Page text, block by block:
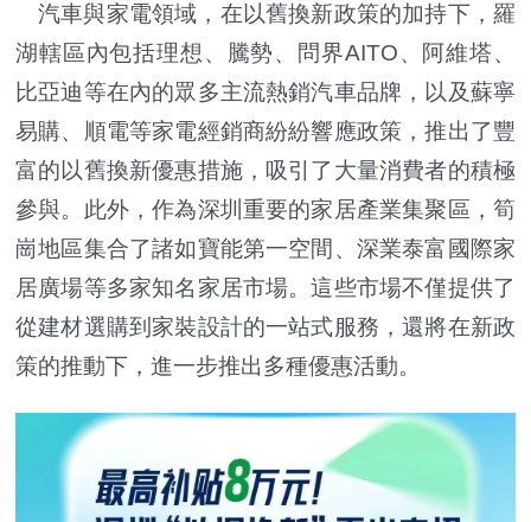
汽車與家電領域，在以舊換新政策的加持下，羅
湖轄區內包括理想、騰勢、問界AITO、阿維塔、
比亞迪等在內的眾多主流熱銷汽車品牌，以及蘇寧
易購、順電等家電經銷商紛紛響應政策，推出了豐
富的以舊換新優惠措施，吸引了大量消費者的積極
參與。此外，作為深圳重要的家居產業集聚區，筍
崗地區集合了諸如寶能第一空間、深業泰富國際家
居廣場等多家知名家居市場。這些市場不僅提供了
從建材選購到家裝設計的一站式服務，還將在新政
策的推動下，進一步推出多種優惠活動。